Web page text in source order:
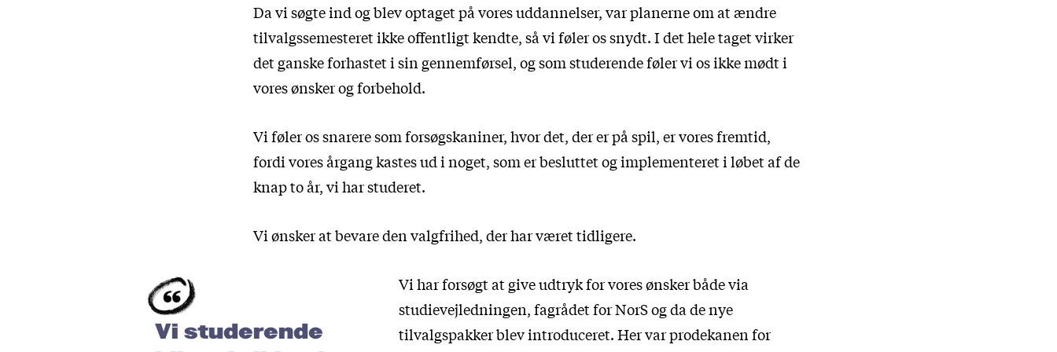
Da vi søgte ind og blev optaget på vores uddannelser, var planerne om at ændre
tilvalgssemesteret ikke offentligt kendte, så vi føler os snydt. I det hele taget virker
det ganske forhastet i sin gennemførsel, og som studerende føler vi os ikke mødt i
vores ønsker og forbehold.
Vi føler os snarere som forsøgskaniner, hvor det, der er på spil, er vores fremtid,
fordi vores årgang kastes ud i noget, som er besluttet og implementeret i løbet af de
knap to år, vi har studeret.
Vi ønsker at bevare den valgfrihed, der har været tidligere.
Vi studerende
Vi har forsøgt at give udtryk for vores ønsker både via
studievejledningen, fagrådet for NorS og da de nye
tilvalgspakker blev introduceret. Her var prodekanen for